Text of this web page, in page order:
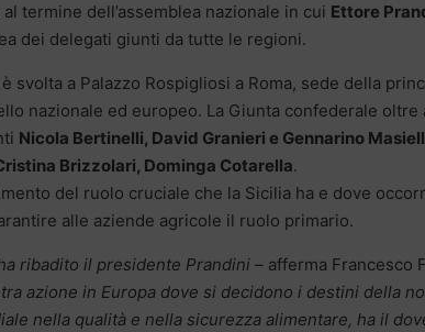
termine dell’assemblea nazionale in cui Ettore
dei delegati giunti da tutte le regioni.
è svolta a Palazzo Rospigliosi a Roma, sede della
nazionale ed europeo. La Giunta confederale
Nicola Bertinelli, David Granieri e Gennarino
Brizzolari, Dominga Cotarella.
del ruolo cruciale che la Sicilia ha e dove
alle aziende agricole il ruolo primario.
ribadito il presidente Prandini – afferma Francesco
azione in Europa dove si decidono i destini della
nella qualità e nella sicurezza alimentare, ha il